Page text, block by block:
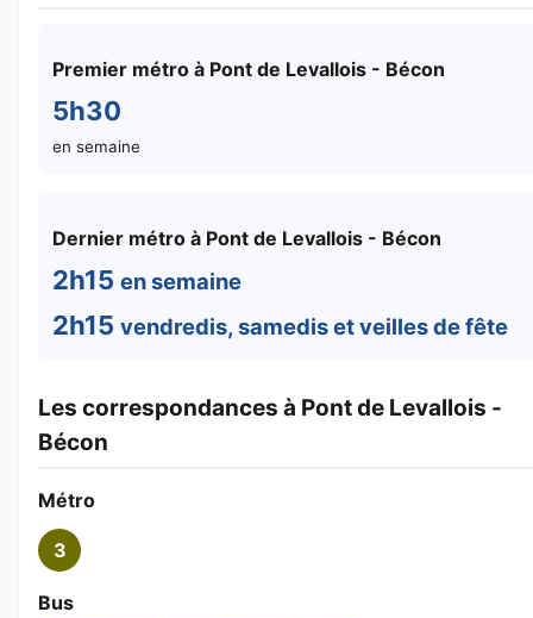
Premier métro à Pont de Levallois - Bécon
5h30
en semaine
Dernier métro à Pont de Levallois - Bécon
2h15 en semaine
2h15 vendredis, samedis et veilles de fête
Les correspondances à Pont de Levallois -
Bécon
Métro
3
Bus